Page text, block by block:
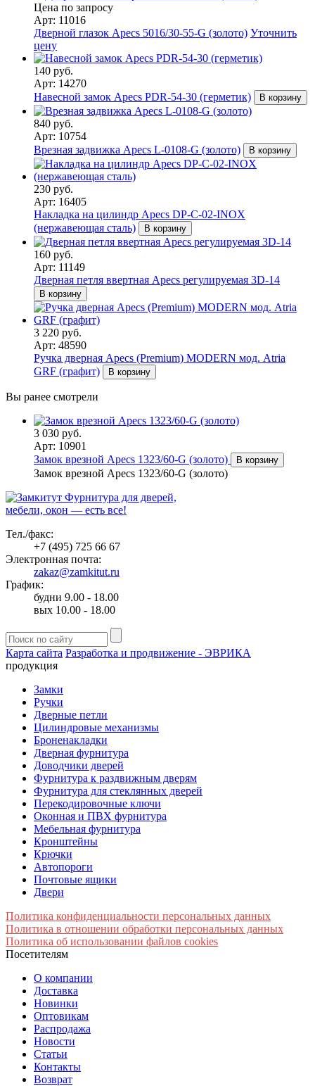
Цена по запросу
Арт: 11016
Дверной глазок Apecs 5016/30-55-G (золото) Уточнить
цену
140 руб.
Арт: 14270
Навесной замок Apecs PDR-54-30 (герметик)
В корзину
840 руб.
Арт: 10754
Врезная задвижка Apecs L-0108-G (золото)
В корзину
230 руб.
Арт: 16405
Накладка на цилиндр Apecs DP-C-02-INOX
(нержавеющая сталь)
В корзину
160 руб.
Арт: 11149
Дверная петля ввертная Apecs регулируемая 3D-14
В корзину
3 220 руб.
Арт: 48590
Ручка дверная Apecs (Premium) MODERN мод. Atria
GRF (графит)
В корзину
Вы ранее смотрели
3 030 руб.
Арт: 10901
Замок врезной Apecs 1323/60-G (золото)
В корзину
Замок врезной Apecs 1323/60-G (золото)
Фурнитура для дверей,
мебели, окон — есть все!
Тел./факс:
+7 (495) 725 66 67
Электронная почта:
zakaz@zamkitut.ru
График:
будни 9.00 - 18.00
вых 10.00 - 18.00
Карта сайта Разработка и продвижение - ЭВРИКА
продукция
Замки
Ручки
Дверные петли
Цилиндровые механизмы
Броненакладки
Дверная фурнитура
Доводчики дверей
Фурнитура к раздвижным дверям
Фурнитура для стеклянных дверей
Перекодировочные ключи
Оконная и ПВХ фурнитура
Мебельная фурнитура
Кронштейны
Крючки
Автопороги
Почтовые ящики
Двери
Политика конфиденциальности персональных данных
Политика в отношении обработки персональных данных
Политика об использовании файлов cookies
Посетителям
О компании
Доставка
Новинки
Оптовикам
Распродажа
Новости
Статьи
Контакты
Возврат